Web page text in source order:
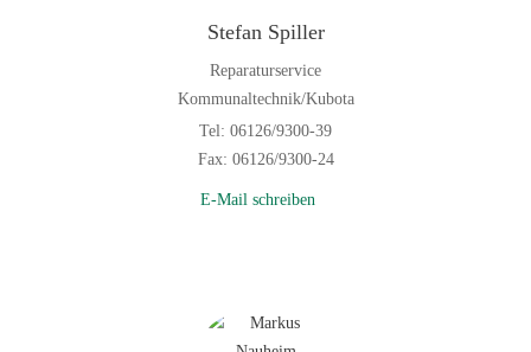
Stefan Spiller
Reparaturservice
Kommunaltechnik/Kubota
Tel: 06126/9300-39
Fax: 06126/9300-24
E-Mail schreiben